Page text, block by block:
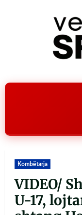
Kombëtarja
VIDEO/
U-17,